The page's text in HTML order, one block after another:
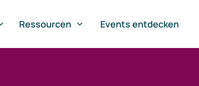
Ressourcen Events entdecken